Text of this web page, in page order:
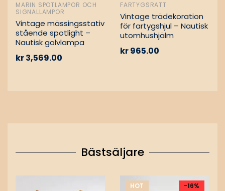
MARIN SPOTLAMPOR OCH
SIGNALLAMPOR
Vintage mässingsstativ
stående spotlight –
Nautisk golvlampa
kr3,569.00
FARTYGSRATT
Vintage trädekoration
för fartygshjul – Nautisk
utomhushjälm
kr965.00
Bästsäljare
HOT -16%